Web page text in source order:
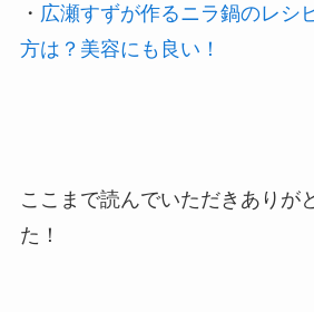
・ 広瀬すずが作るニラ鍋のレシ
方は？美容にも良い！
ここまで読んでいただきありが
た！